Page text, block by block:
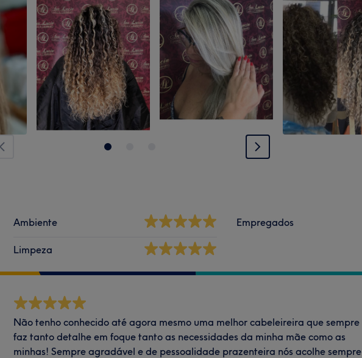
Ambiente
Limpeza
Empregados
Não tenho conhecido até agora mesmo uma melhor cabeleireira que sempre
faz tanto detalhe em foque tanto as necessidades da minha mãe como as
minhas! Sempre agradável e de pessoalidade prazenteira nós acolhe sempre